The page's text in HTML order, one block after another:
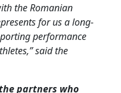
the Romanian
for us a long-
performance
said the
partners who